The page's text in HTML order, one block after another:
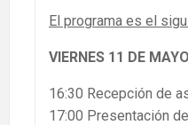
El programa es el
VIERNES 11 DE MAYO
16:30 Recepción de
17:00 Presentación